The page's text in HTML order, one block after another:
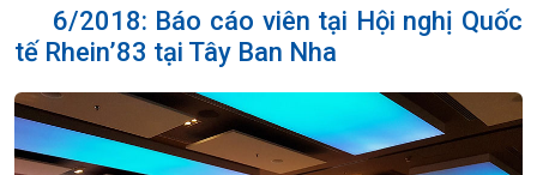
6/2018: Báo cáo viên tại Hội nghị Quốc
tế Rhein’83 tại Tây Ban Nha